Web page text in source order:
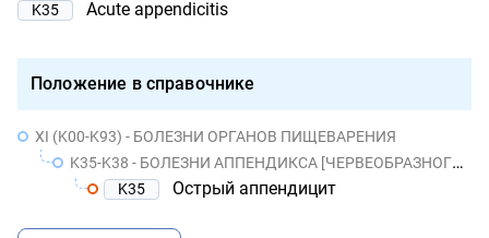
K35 Acute appendicitis
Положение в справочнике
XI (K00-K93) - БОЛЕЗНИ ОРГАНОВ ПИЩЕВАРЕНИЯ
K35-K38 - БОЛЕЗНИ АППЕНДИКСА [ЧЕРВЕОБРАЗНОГО ОТРОСТКА]
K35
Острый аппендицит